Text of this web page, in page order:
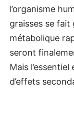
l’organisme
graisses se fait
métabolique
seront
Mais l’essentiel
d’effets